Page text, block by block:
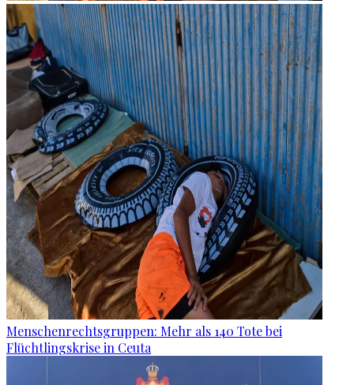
Menschenrechtsgruppen: Mehr als 140 Tote bei
Flüchtlingskrise in Ceuta